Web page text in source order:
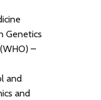
Genetics
–
and
and